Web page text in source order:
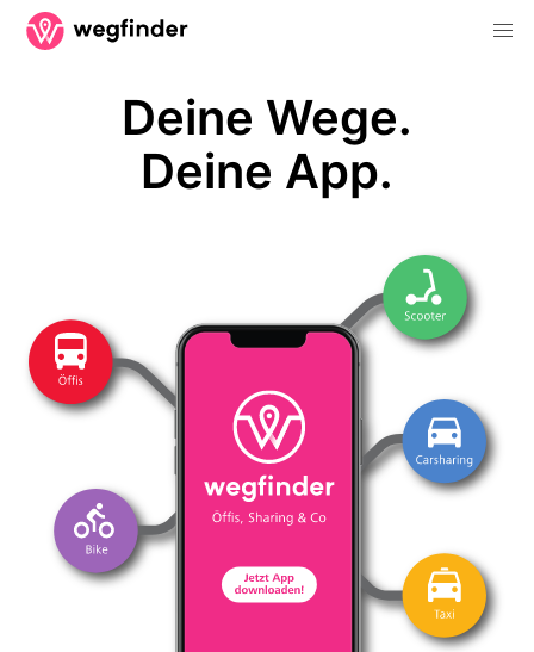
Deine Wege.
Deine App.